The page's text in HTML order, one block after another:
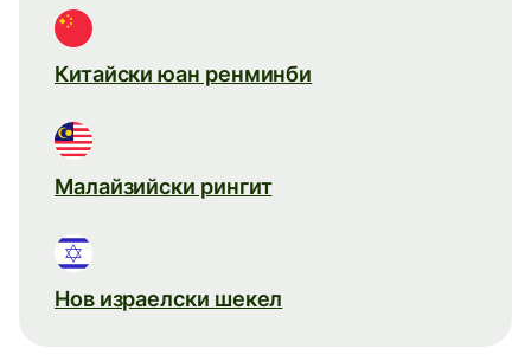
Китайски юан ренминби
Малайзийски рингит
Нов израелски шекел